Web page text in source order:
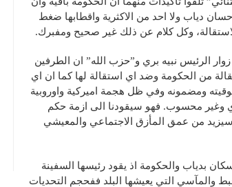
حسان دياب ولا احد من الاكثرية واقطابها ضغط
وكل كلام عن ذلك غير صحيح ومفبرك.
الرئيس نبيه بري و”حزب الله” ان الطرفين
من الحكومة وضد اي استقالة لها كما ان اي
ومضمونه وفي ظل هجمة اميركية واوروبية
وغير محسوب. فهو سيقودنا الى ازمة حكم
من عمق المأزق الاجتماعي والمعيشي
بدياب والحكومة اذ يقود رئيسها السفينة
والمآسي التي يعيشها البلد ففحجم التحديات